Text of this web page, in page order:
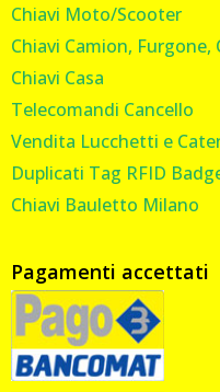
Chiavi Moto/Scooter
Chiavi Camion, Furgone,
Chiavi Casa
Telecomandi Cancello
Vendita Lucchetti e
Duplicati Tag RFID
Chiavi Bauletto Milano
Pagamenti accettati